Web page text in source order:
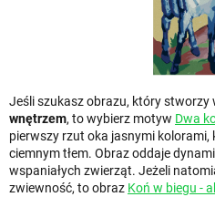
Jeśli szukasz obrazu, który stworzy
wnętrzem, to wybierz motyw Dwa
pierwszy rzut oka jasnymi
ciemnym tłem. Obraz oddaje
wspaniałych zwierząt. Jeżeli
zwiewność, to obraz Koń w biegu -